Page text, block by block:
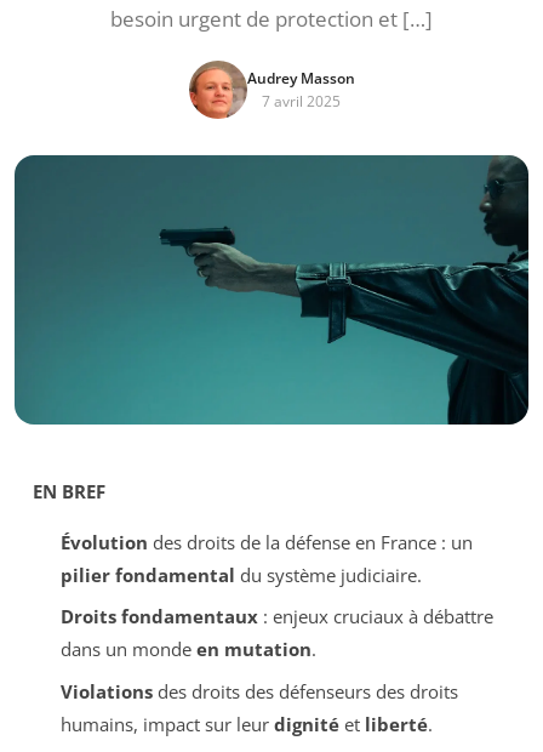
besoin urgent de protection et […]
Audrey Masson
7 avril 2025
EN BREF
Évolution des droits de la défense en France : un
pilier fondamental du système judiciaire.
Droits fondamentaux: enjeux cruciaux à débattre
dans un monde en mutation.
Violationsdes droits des défenseurs des droits
humains, impact sur leur dignitéet liberté.